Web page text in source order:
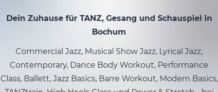
Dein Zuhause für TANZ, Gesang und Schauspiel in
Bochum
Commercial Jazz, Musical Show Jazz, Lyrical Jazz,
Contemporary, Dance Body Workout, Performance
Class, Ballett, Jazz Basics, Barre Workout, Modern Basics,